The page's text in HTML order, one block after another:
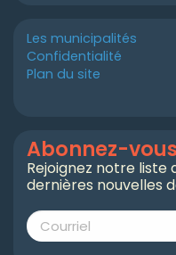
Les municipalités
Confidentialité
Plan du site
Abonnez-
Rejoignez notre liste
dernières nouvelles